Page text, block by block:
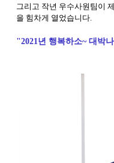
그리고 작년 우수사원팀이
을 힘차게 열었습니다.
"2021년 행복하소~ 대박